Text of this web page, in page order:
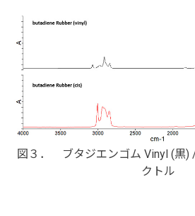
図３． ブタジエンゴム Vinyl (黒)
クトル